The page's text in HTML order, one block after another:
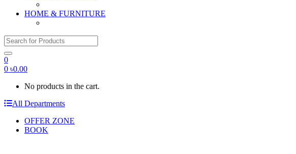
HOME & FURNITURE
Search for:
0
0 ৳0.00
No products in the cart.
All Departments
OFFER ZONE
BOOK